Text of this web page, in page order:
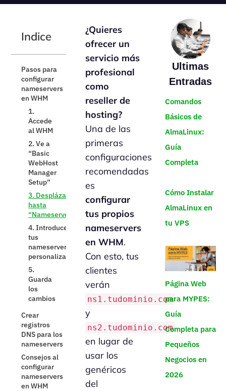
Indice
Pasos para
configurar
nameservers
en WHM
1.
Accede
al WHM
2. Ve a
“Basic
WebHost
Manager
Setup”
3. Desplázate
hasta
“Nameservers”
4. Introduce
tus
nameservers
personalizados
5.
Guarda
los
cambios
Crear
registros
DNS para los
nameservers
Consejos al
configurar
nameservers
en WHM
¿Quieres
ofrecer un
servicio más
profesional
como
reseller de
hosting?
Una de las
primeras
configuraciones
recomendadas
es
configurar
tus propios
nameservers
en WHM.
Con esto, tus
clientes
verán
ns1.tudominio.com
y
ns2.tudominio.com
en lugar de
usar los
genéricos
del
Ultimas
Entradas
Comandos
Básicos de
AlmaLinux:
Guía
Completa
Cómo Instalar
AlmaLinux en
tu VPS
Página Web
para MYPES:
Guía
Completa para
Pequeños
Negocios en
2026